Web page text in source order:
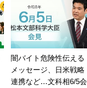
闇バイト危険性伝える
メッセージ、日米戦略
連携など…文科相6/5会